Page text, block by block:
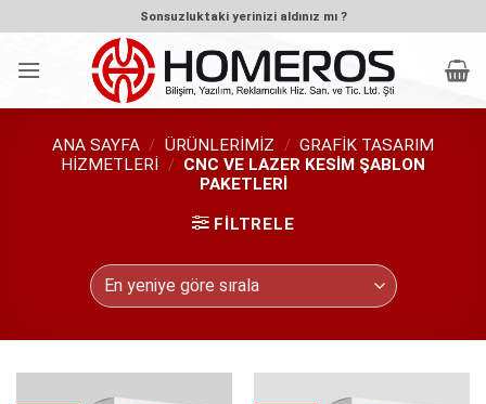
atla
Sonsuzluktaki yerinizi aldınız mı ?
ANA SAYFA / ÜRÜNLERIMIZ / GRAFIK TASARIM
HIZMETLERI / CNC VE LAZER KESIM ŞABLON
PAKETLERI
FILTRELE